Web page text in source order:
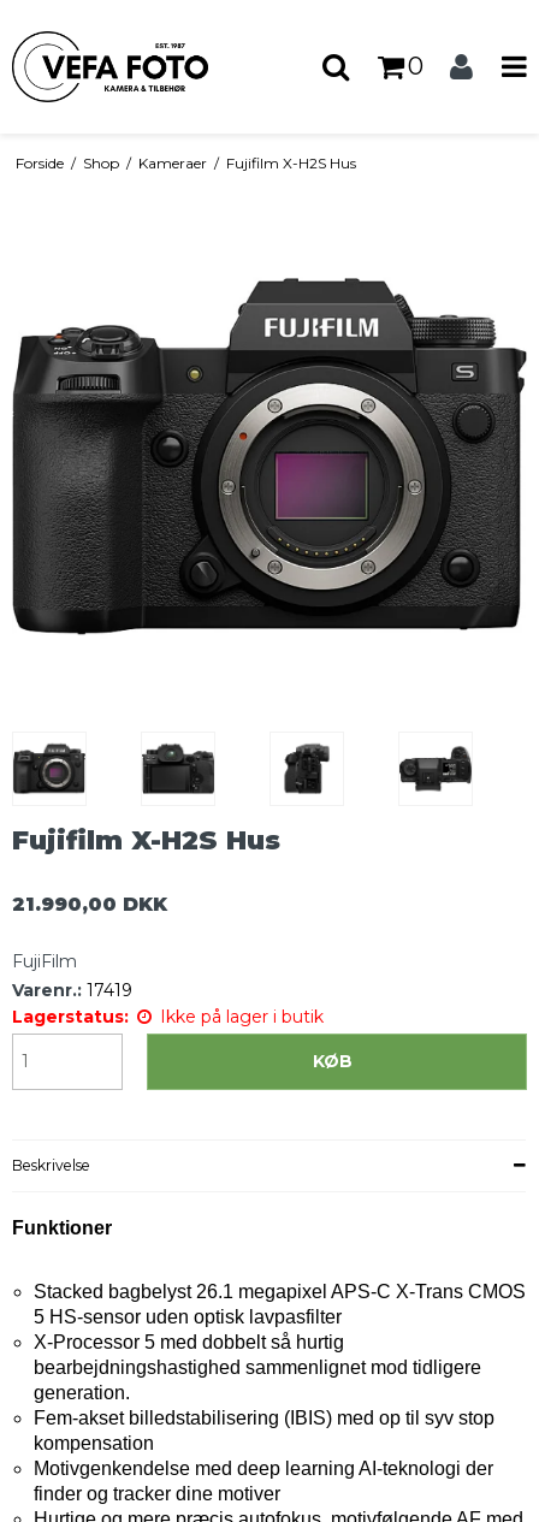
0
Forside / Shop / Kameraer / Fujifilm X-H2S Hus
Fujifilm X-H2S Hus
21.990,00 DKK
FujiFilm
Varenr.: 17419
Lagerstatus:
Ikke på lager i butik
KØB
Beskrivelse
Funktioner
Stacked bagbelyst 26.1 megapixel APS-C X-Trans CMOS
5 HS-sensor uden optisk lavpasfilter
X-Processor 5 med dobbelt så hurtig
bearbejdningshastighed sammenlignet mod tidligere
generation.
Fem-akset billedstabilisering (IBIS) med op til syv stop
kompensation
Motivgenkendelse med deep learning AI-teknologi der
finder og tracker dine motiver